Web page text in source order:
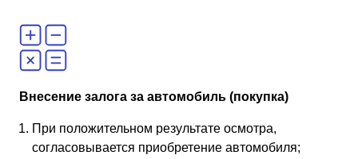
Внесение залога за автомобиль (покупка)
При положительном результате осмотра,
согласовывается приобретение автомобиля;